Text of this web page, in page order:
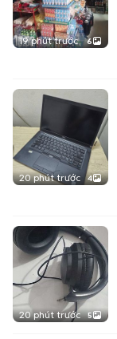
19 phút trước 6
20 phút trước 4
20 phút trước 5